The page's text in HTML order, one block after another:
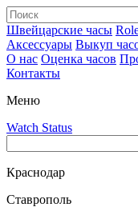
Швейцарские часы
Аксессуары Выкуп
О нас Оценка часов
Контакты
Меню
Watch Status
Краснодар
Ставрополь